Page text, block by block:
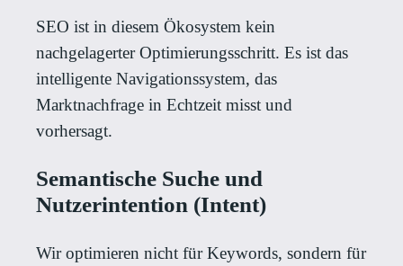
SEO ist in diesem Ökosystem kein
nachgelagerter Optimierungsschritt. Es ist das
intelligente Navigationssystem, das
Marktnachfrage in Echtzeit misst und
vorhersagt.
Semantische Suche und
Nutzerintention (Intent)
Wir optimieren nicht für Keywords, sondern für